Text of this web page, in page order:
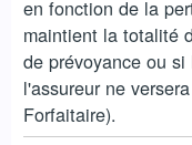
en fonction de la
maintient la totalité
de prévoyance ou
l'assureur ne
Forfaitaire).